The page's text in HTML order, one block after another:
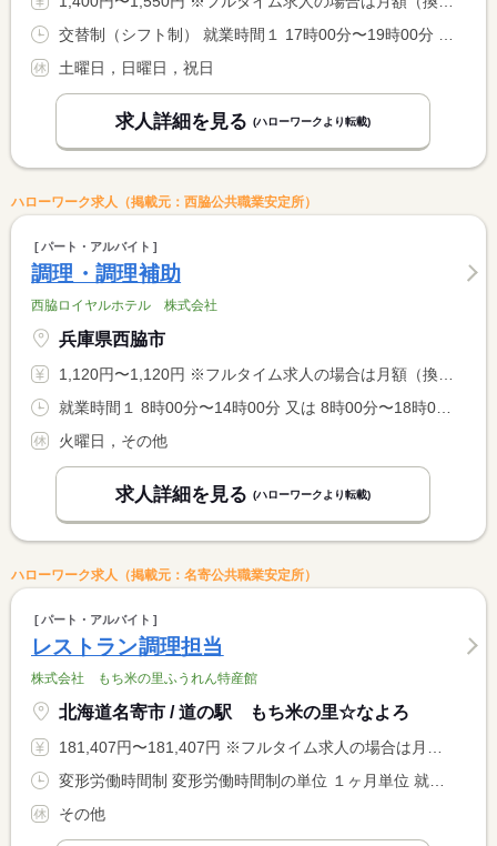
土曜日，日曜日，祝日
求人詳細を見る (ハローワークより転載)
ハローワーク求人（掲載元：西脇公共職業安定所）
パート・アルバイト
調理・調理補助
西脇ロイヤルホテル 株式会社
兵庫県西脇市
1,120円〜1,120円 ※フルタイム求人の場合は月額（換算額）、パート求人の場合は時間額を表示しています。
火曜日，その他
求人詳細を見る (ハローワークより転載)
ハローワーク求人（掲載元：名寄公共職業安定所）
パート・アルバイト
レストラン調理担当
株式会社 もち米の里ふうれん特産館
北海道名寄市 / 道の駅 もち米の里☆なよろ
181,407円〜181,407円 ※フルタイム求人の場合は月額（換算額）、パート求人の場合は時間額を表示しています。
その他